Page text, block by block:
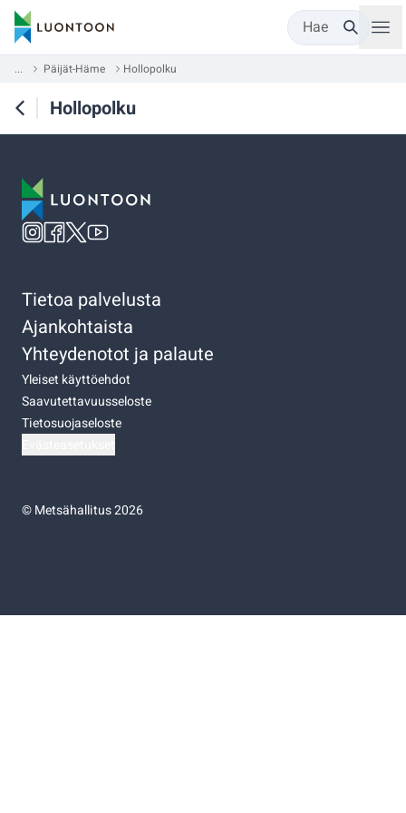
Hae
... Päijät-Häme Hollopolku
Hollopolku
Tietoa palvelusta
Ajankohtaista
Yhteydenotot ja palaute
Yleiset käyttöehdot
Saavutettavuusseloste
Tietosuojaseloste
©Metsähallitus 2026